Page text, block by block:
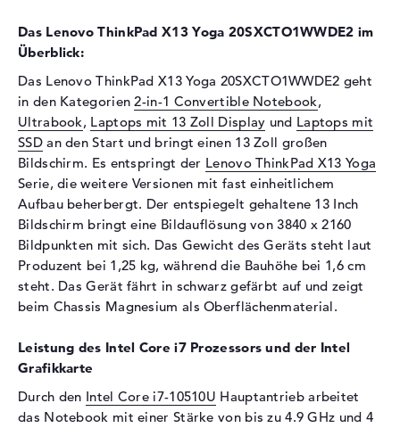
Display-Typ
Max. Auflösung
3840 x 2160
Auflösungstyp
4K UHD
Besonderheiten
Multi-Touchscreen,
entspiegelt, LED-
Hintergrundbeleuchtung, IPS
Panel
Kartenleser
Unterstützte Flash-
Speicherkarten
microSD
Audio
Mikrofon
vorhanden
Sensorauflösung
0,9 MP
Das Lenovo ThinkPad X13 Yoga 20SXCTO1WWDE2 im
Überblick:
Das Lenovo ThinkPad X13 Yoga 20SXCTO1WWDE2 geht
in den Kategorien2-in-1 Convertible Notebook,
Ultrabook, Laptops mit 13 Zoll Display und Laptops mit
SSDan den Start und bringt einen 13 Zoll großen
Bildschirm. Es entspringt der Lenovo ThinkPad X13 Yoga
Serie, die weitere Versionen mit fast einheitlichem
Aufbau beherbergt. Der entspiegelt gehaltene 13 Inch
Bildschirm bringt eine Bildauflösung von 3840 x 2160
Bildpunkten mit sich. Das Gewicht des Geräts steht laut
Produzent bei 1,25 kg, während die Bauhöhe bei 1,6 cm
steht. Das Gerät fährt in schwarz gefärbt auf und zeigt
beim Chassis Magnesium als Oberflächenmaterial.
Leistung des Intel Core i7 Prozessors und der Intel
Grafikkarte
Durch den Intel Core i7-10510U Hauptantrieb arbeitet
das Notebook mit einer Stärke von bis zu 4.9 GHz und 4